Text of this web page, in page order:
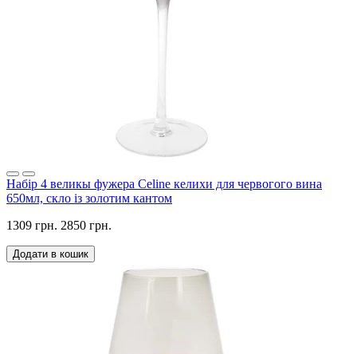
Набір 4 великы фужера Celine келихи для червогого вина
650мл, скло із золотим кантом
1309 грн. 2850 грн.
Додати в кошик